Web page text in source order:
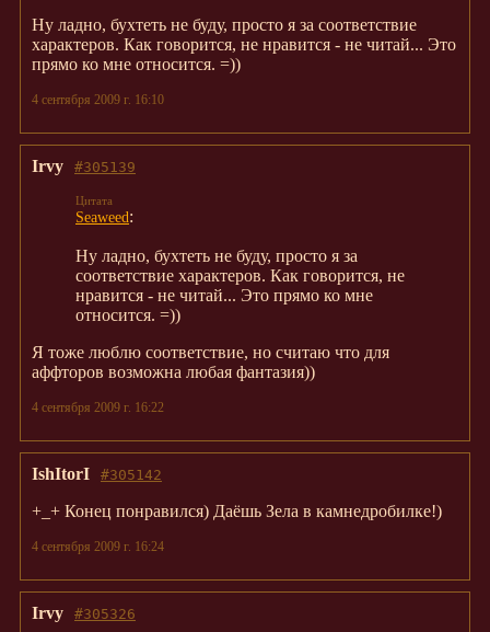
Ну ладно, бухтеть не буду, просто я за соответствие
характеров. Как говорится, не нравится - не читай... Это
прямо ко мне относится. =))
4 сентября 2009 г. 16:10
#305139
Irvy
Seaweed :
Ну ладно, бухтеть не буду, просто я за
соответствие характеров. Как говорится, не
нравится - не читай... Это прямо ко мне
относится. =))
Я тоже люблю соответствие, но считаю что для
аффторов возможна любая фантазия))
4 сентября 2009 г. 16:22
#305142
IshItorI
+_+ Конец понравился) Даёшь Зела в камнедробилке!)
4 сентября 2009 г. 16:24
#305326
Irvy